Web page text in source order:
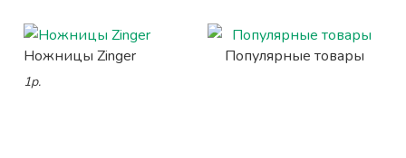
Ножницы Zinger
1р.
Популярные товары